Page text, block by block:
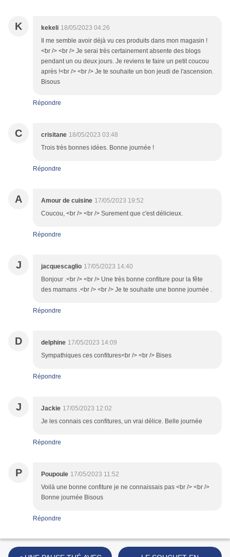
K kekeli 18/05/2023 04:26
Il me semble avoir déjà vu ces produits dans mon magasin !
<br /> <br /> Je serai très certainement absente des blogs
pendant un ou deux jours. Je reviens te faire un petit coucou
après !<br /> <br /> Je te souhaite un bon jeudi de l'ascension.
Bisous
Répondre
C crisitane 18/05/2023 03:48
Trois très bonnes idées. Bonne journée !
Répondre
A Amour de cuisine 17/05/2023 19:52
Coucou, <br /> <br /> Surement que c'est délicieux.
Répondre
J jacquescaglio 17/05/2023 14:40
Bonjour .<br /> <br /> Une très bonne confiture pour la fête
des mamans .<br /> <br /> Je te souhaite une bonne journée .
Répondre
D delphine 17/05/2023 14:09
Sympathiques ces confitures<br /> <br /> Bises
Répondre
J Jackie 17/05/2023 12:02
Je les connais ces confitures, un vrai délice. Belle journée
Répondre
P Poupoule 17/05/2023 11:52
Voilà une bonne confiture je ne connaissais pas <br /> <br />
Bonne journée Bisous
Répondre